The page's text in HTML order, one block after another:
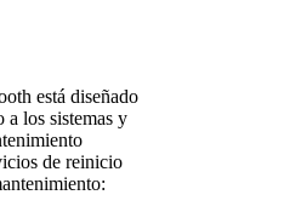
está diseñado
a los sistemas y
de reinicio